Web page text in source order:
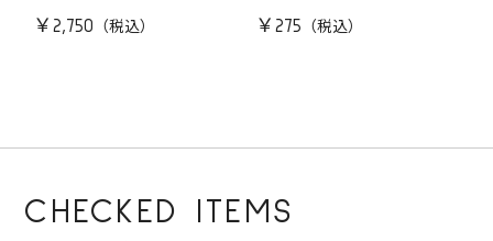
￥2,750 ￥275
CHECKED ITEMS